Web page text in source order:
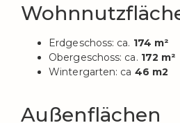
Erdgeschoss: ca. 174 m²
Obergeschoss: ca. 172 m²
Wintergarten: ca 46 m2
Außenflächen